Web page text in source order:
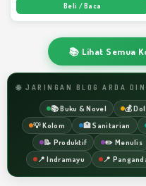
Beli / Baca
📚 Lihat Semua
🌐 JARINGAN BLOG ARDA
📚 Buku & Novel 💰
💡 Kolom
🏥 Sanitarian
📝 Produktif
✏️ Menulis
📍 Indramayu
📍